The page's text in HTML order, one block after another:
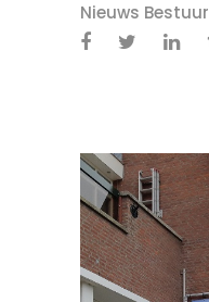
Nieuws